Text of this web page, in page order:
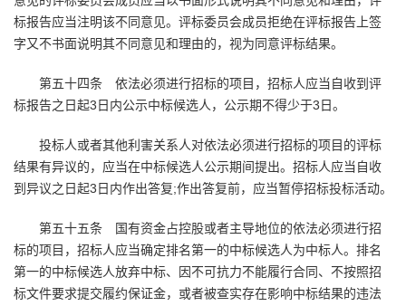
标报告应当注明该不同意见。评标委员会成员拒绝在评标报告上签
字又不书面说明其不同意见和理由的，视为同意评标结果。
第五十四条 依法必须进行招标的项目，招标人应当自收到评
标报告之日起3日内公示中标候选人，公示期不得少于3日。
投标人或者其他利害关系人对依法必须进行招标的项目的评标
结果有异议的，应当在中标候选人公示期间提出。招标人应当自收
到异议之日起3日内作出答复;作出答复前，应当暂停招标投标活动。
第五十五条 国有资金占控股或者主导地位的依法必须进行招
标的项目，招标人应当确定排名第一的中标候选人为中标人。排名
第一的中标候选人放弃中标、因不可抗力不能履行合同、不按照招
标文件要求提交履约保证金，或者被查实存在影响中标结果的违法